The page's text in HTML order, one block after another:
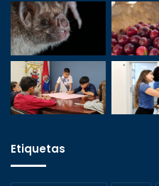
Etiquetas